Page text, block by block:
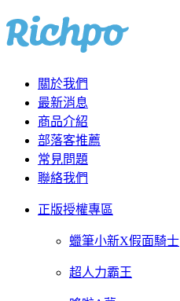
關於我們
最新消息
商品介紹
部落客推薦
常見問題
聯絡我們
正版授權專區
蠟筆小新X假面騎士
超人力霸王